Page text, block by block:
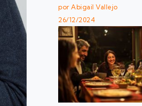
por Abigail Vallejo
26/12/2024